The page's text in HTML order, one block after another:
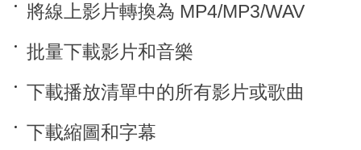
將線上影片轉換為 MP4/MP3/WAV
批量下載影片和音樂
下載播放清單中的所有影片或歌曲
下載縮圖和字幕